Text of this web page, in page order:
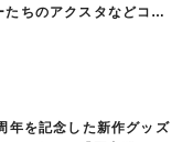
ちのアクスタなどコラ
年を記念した新作グッズ